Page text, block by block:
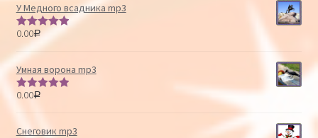
У Медного всадника mp3
Оценка
из 5
0.00Р
Умная ворона mp3
Оценка
0.00Р
Снеговик mp3